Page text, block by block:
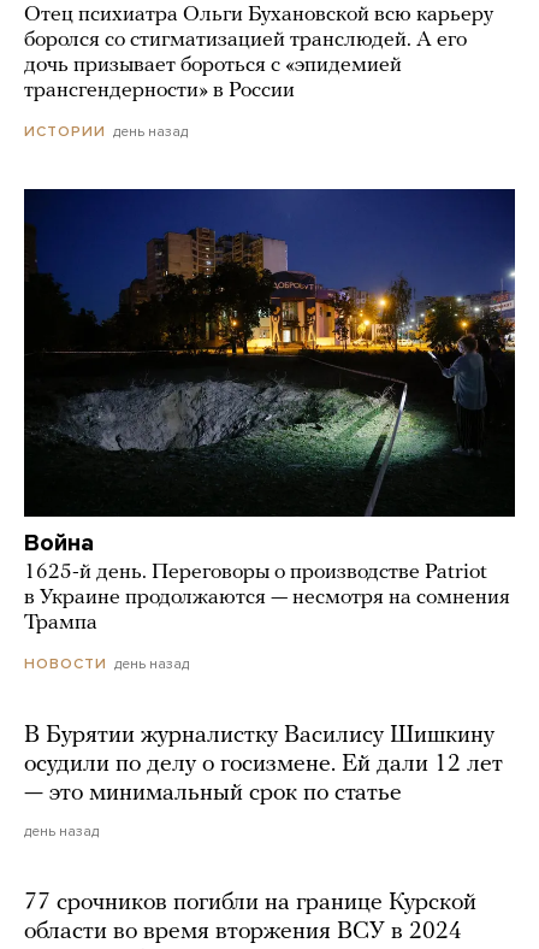
Отец психиатра Ольги Бухановской всю карьеру
боролся со стигматизацией транслюдей. А его
дочь призывает бороться с «эпидемией
трансгендерности» в России
ИСТОРИИ день назад
Война
1625-й день. Переговоры о производстве Patriot
в Украине продолжаются — несмотря на сомнения
Трампа
НОВОСТИ день назад
В Бурятии журналистку Василису Шишкину
осудили по делу о госизмене. Ей дали 12 лет
— это минимальный срок по статье
день назад
77 срочников погибли на границе Курской
области во время вторжения ВСУ в 2024